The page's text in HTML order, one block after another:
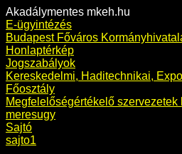
Akadálymentes mkeh.hu
E-ügyintézés
Budapest Főváros
Honlaptérkép
Jogszabályok
Kereskedelmi, Haditechnikai,
Főosztály
Megfelelőségértékelő szervezetek
meresugy
Sajtó
sajto1